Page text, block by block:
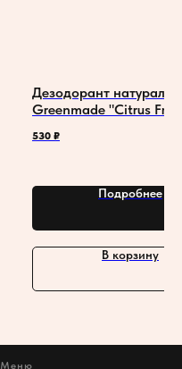
Дезодорант
Greenmade "Citrus
530 ₽
Подробнее
В корзину
Меню